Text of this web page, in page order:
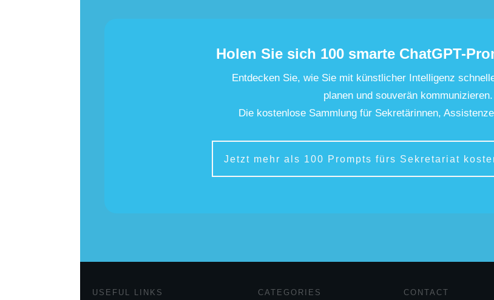
Holen Sie sich 100 smarte ChatGPT-
Entdecken Sie, wie Sie mit künstlicher Intelligenz
planen und souverän kommunizieren.
Die kostenlose Sammlung für Sekretärinnen,
Jetzt mehr als 100 Prompts fürs Sekretariat
USEFUL LINKS CATEGORIES CONTACT